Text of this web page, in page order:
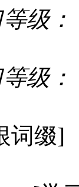
级：
级：
词缀]